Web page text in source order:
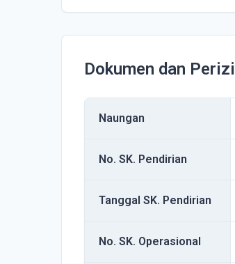
Dokumen dan
Naungan
No. SK. Pendirian
Tanggal SK. Pendirian
No. SK. Operasional